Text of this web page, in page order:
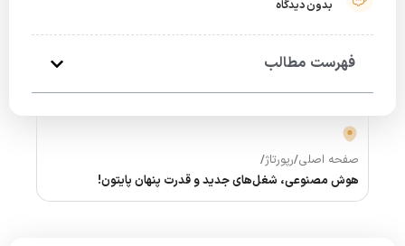
بدون دیدگاه
فهرست مطالب
صفحه اصلی/رپورتاژ/
هوش مصنوعی، شغل‌های جدید و قدرت پنهان پایتون!